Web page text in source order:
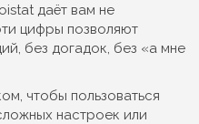
даёт вам не
цифры позволяют
без догадок, без «а мне
чтобы пользоваться
настроек или